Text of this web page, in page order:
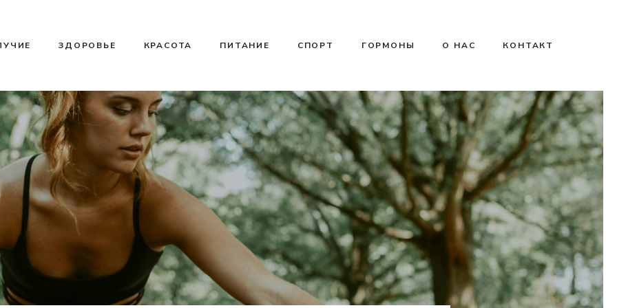
ЗДОРОВЬЕ КРАСОТА ПИТАНИЕ СПОРТ ГОРМОНЫ О НАС КОНТАКТ